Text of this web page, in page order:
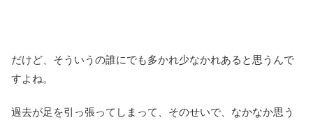
だけど、そういうの誰にでも多かれ少なかれあると思うんで
すよね。
過去が足を引っ張ってしまって、そのせいで、なかなか思う